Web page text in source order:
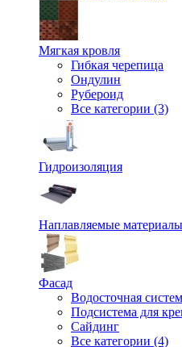
Мягкая кровля
Гибкая черепица
Ондулин
Рубероид
Все категории (3)
Гидроизоляция
Наплавляемые материалы
Фасад
Водосточная
Подсистема для
Сайдинг
Все категории (4)